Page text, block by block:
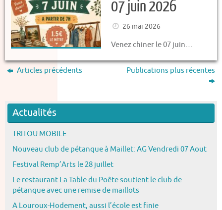
07 juin 2026
26 mai 2026
Venez chiner le 07 juin…
Articles précédents Publications plus récentes
Actualités
TRITOU MOBILE
Nouveau club de pétanque à Maillet: AG Vendredi 07 Aout
Festival Remp’Arts le 28 juillet
Le restaurant La Table du Poête soutient le club de
pétanque avec une remise de maillots
A Louroux-Hodement, aussi l’école est finie